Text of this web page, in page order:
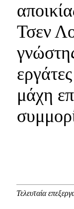
Τσεν
μάχη
Τελευταία